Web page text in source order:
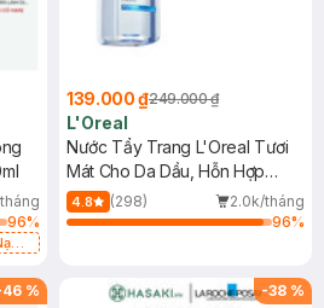
96%
139.000 ₫249.000 ₫
L'Oreal
Nước Tẩy Trang L'Oreal Tươi
Mát Cho Da Dầu, Hỗn Hợp
400ml
4.8 (298)
2.0k/tháng
96%
46 % -38 %